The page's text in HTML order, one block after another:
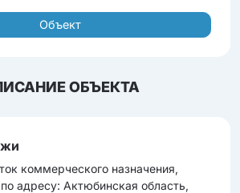
Объект
ОБЪЕКТА
коммерческого назначения,
адресу: Актюбинская область,